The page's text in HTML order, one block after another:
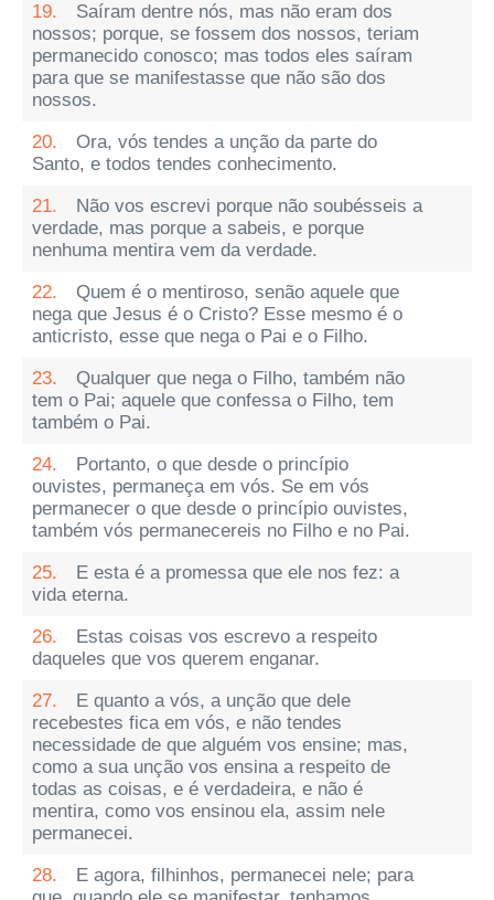
19.
Saíram dentre nós, mas não eram dos
nossos; porque, se fossem dos nossos, teriam
permanecido conosco; mas todos eles saíram
para que se manifestasse que não são dos
nossos.
20.
Ora, vós tendes a unção da parte do
Santo, e todos tendes conhecimento.
21.
Não vos escrevi porque não soubésseis a
verdade, mas porque a sabeis, e porque
nenhuma mentira vem da verdade.
22.
Quem é o mentiroso, senão aquele que
nega que Jesus é o Cristo? Esse mesmo é o
anticristo, esse que nega o Pai e o Filho.
23.
Qualquer que nega o Filho, também não
tem o Pai; aquele que confessa o Filho, tem
também o Pai.
24.
Portanto, o que desde o princípio
ouvistes, permaneça em vós. Se em vós
permanecer o que desde o princípio ouvistes,
também vós permanecereis no Filho e no Pai.
25.
E esta é a promessa que ele nos fez: a
vida eterna.
26.
Estas coisas vos escrevo a respeito
daqueles que vos querem enganar.
27.
E quanto a vós, a unção que dele
recebestes fica em vós, e não tendes
necessidade de que alguém vos ensine; mas,
como a sua unção vos ensina a respeito de
todas as coisas, e é verdadeira, e não é
mentira, como vos ensinou ela, assim nele
permanecei.
28.
E agora, filhinhos, permanecei nele; para